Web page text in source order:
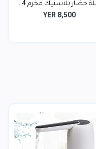
خضار بلاستيك مخرم 4...
YER 8,500